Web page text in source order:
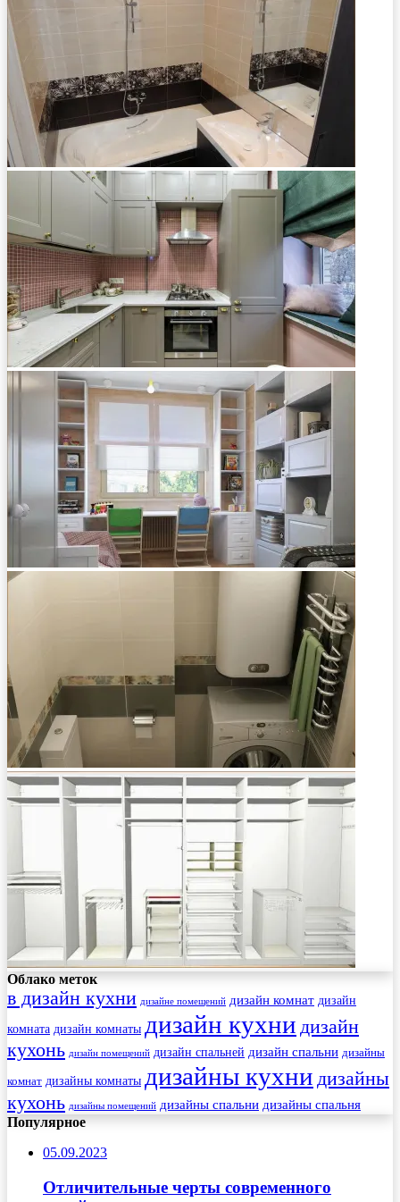
Облако меток
в дизайн кухни дизайне помещений дизайн комнат дизайн
комната дизайн комнаты дизайн кухни дизайн
кухонь дизайн помещений дизайн спальней дизайн спальни дизайны
комнат дизайны комнаты дизайны кухни дизайны
кухонь дизайны помещений дизайны спальни дизайны спальня
Популярное
05.09.2023
Отличительные черты современного